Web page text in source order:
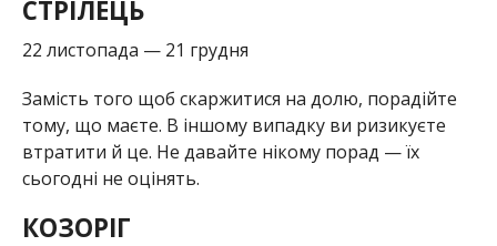
СТРІЛЕЦЬ
22 листопада — 21 грудня
Замість того щоб скаржитися на долю, порадійте
тому, що маєте. В іншому випадку ви ризикуєте
втратити й це. Не давайте нікому порад — їх
сьогодні не оцінять.
КОЗОРІГ